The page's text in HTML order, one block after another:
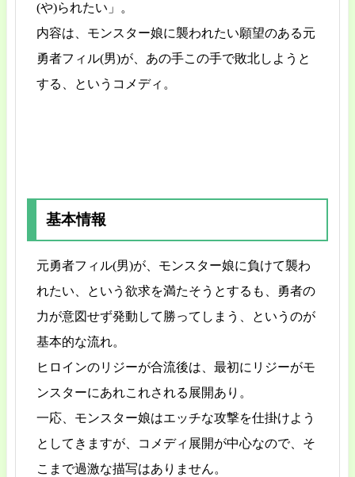
(や)られたい」。
内容は、モンスター娘に襲われたい願望のある元
勇者フィル(男)が、あの手この手で敗北しようと
する、というコメディ。
基本情報
元勇者フィル(男)が、モンスター娘に負けて襲わ
れたい、という欲求を満たそうとするも、勇者の
力が意図せず発動して勝ってしまう、というのが
基本的な流れ。
ヒロインのリジーが合流後は、最初にリジーがモ
ンスターにあれこれされる展開あり。
一応、モンスター娘はエッチな攻撃を仕掛けよう
としてきますが、コメディ展開が中心なので、そ
こまで過激な描写はありません。